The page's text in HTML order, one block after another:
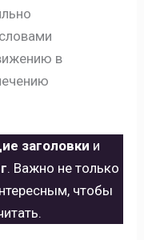
в
заголовки и
. Важно не только
чтобы